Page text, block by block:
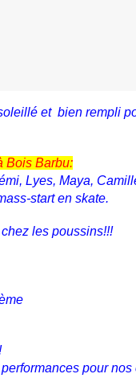
et bien rempli
Bois Barbu:
Lyes, Maya,
start en skate.
les poussins!!!
pour nos